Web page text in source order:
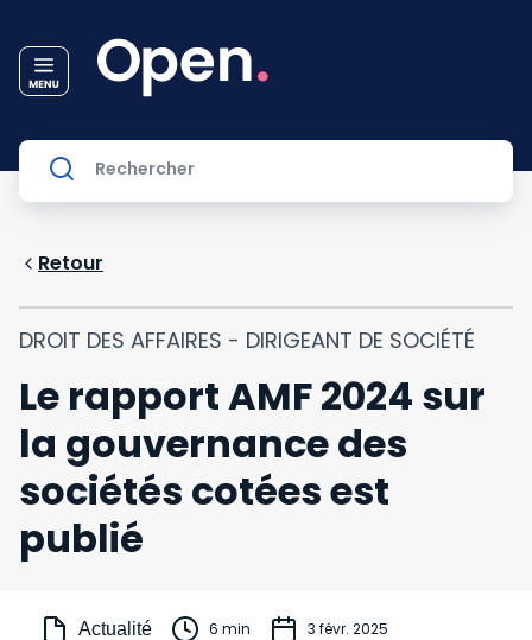
Retour
DROIT DES AFFAIRES - DIRIGEANT DE SOCIÉTÉ
Le rapport AMF 2024 sur
la gouvernance des
sociétés cotées est
publié
Actualité 6 min 3 févr. 2025